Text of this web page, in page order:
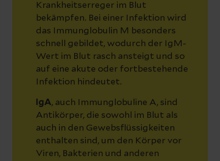
Krankheitserreger im Blut
bekämpfen. Bei einer Infektion wird
das Immunglobulin M besonders
schnell gebildet, wodurch der IgM-
Wert im Blut rasch ansteigt und so
auf eine akute oder fortbestehende
Infektion hindeutet.
IgA, auch Immunglobuline A, sind
Antikörper, die sowohl im Blut als
auch in den Gewebsflüssigkeiten
enthalten sind, um den Körper vor
Viren, Bakterien und anderen